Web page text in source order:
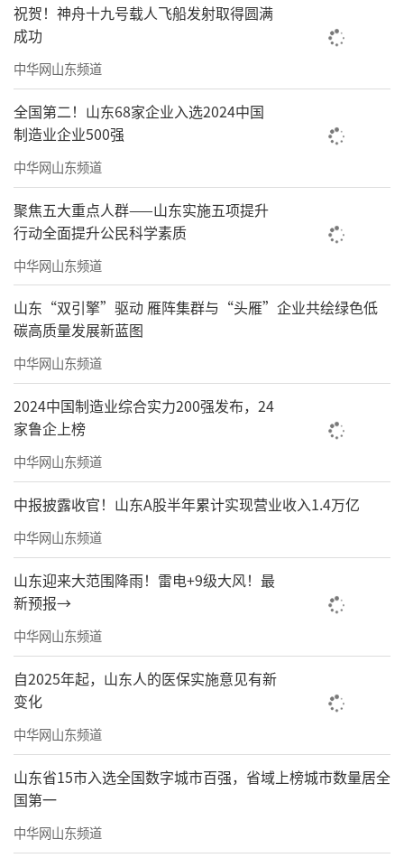
责任编辑：董硕
祝贺！神舟十九号载人飞船发射取得圆满
成功
中华网山东频道
全国第二！山东68家企业入选2024中国
制造业企业500强
中华网山东频道
聚焦五大重点人群——山东实施五项提升
行动全面提升公民科学素质
中华网山东频道
山东“双引擎”驱动 雁阵集群与“头雁”企业共绘绿色低
碳高质量发展新蓝图
中华网山东频道
2024中国制造业综合实力200强发布，24
家鲁企上榜
中华网山东频道
中报披露收官！山东A股半年累计实现营业收入1.4万亿
中华网山东频道
山东迎来大范围降雨！雷电+9级大风！最
新预报→
中华网山东频道
自2025年起，山东人的医保实施意见有新
变化
中华网山东频道
山东省15市入选全国数字城市百强，省域上榜城市数量居全
国第一
中华网山东频道